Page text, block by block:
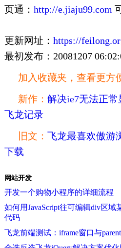
页通： http://e.jiaju99.com
更新网址： https://
最初发布：20081207
加入收藏夹，查看更方
新作： 解决ie7无法正常
飞龙记录
旧文： 飞龙最喜欢傲游
下载
网站开发
开发一个购物小程序的详细流程
如何用JavaScript往可编辑div区
代码
飞龙前端测试：iframe窗口与